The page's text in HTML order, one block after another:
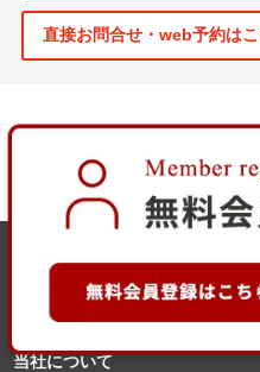
直接お問合せ・web予約は
当社について